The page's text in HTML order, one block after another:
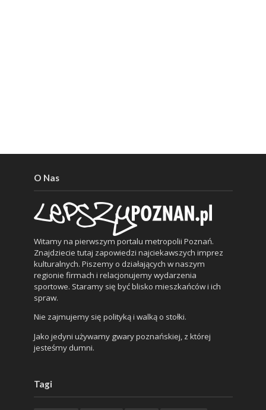
O Nas
Witamy na pierwszym portalu metropolii Poznań.
Znajdziecie tutaj zapowiedzi najciekawszych imprez
kulturalnych. Piszemy o działających w naszym
regionie firmach i relacjonujemy wydarzenia
sportowe. Staramy się być blisko mieszkańców i ich
spraw.
Nie zajmujemy się polityką i walką o stołki.
Jako jedyni używamy gwary poznańskiej, z której
jesteśmy dumni.
Tagi